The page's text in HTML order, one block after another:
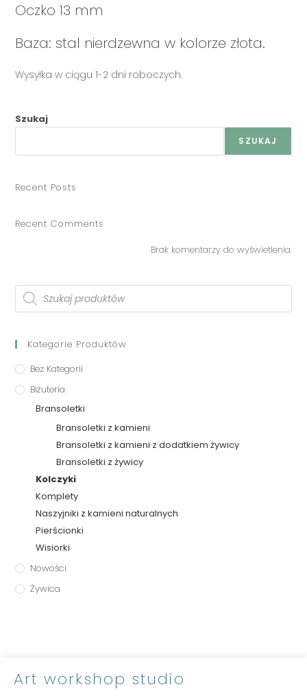
Oczko 13 mm
Baza: stal nierdzewna w kolorze złota.
Wysyłka w ciągu 1-2 dni roboczych.
Szukaj
SZUKAJ
Recent Posts
Recent Comments
Brak komentarzy do wyświetlenia.
Kategorie Produktów
Bez Kategorii
Biżuteria
Bransoletki
Bransoletki z kamieni
Bransoletki z kamieni z dodatkiem żywicy
Bransoletki z żywicy
Kolczyki
Komplety
Naszyjniki z kamieni naturalnych
Pierścionki
Wisiorki
Nowości
Żywica
Art workshop studio